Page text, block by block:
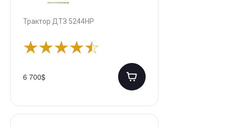
Трактор ДТЗ 5244НР
6 700$